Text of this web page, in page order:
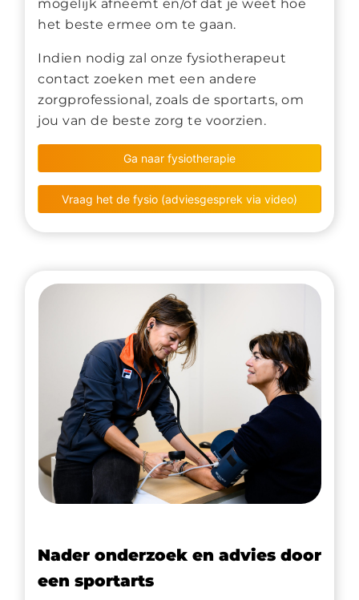
mogelijk afneemt en/of dat je weet hoe
het beste ermee om te gaan.
Indien nodig zal onze fysiotherapeut
contact zoeken met een andere
zorgprofessional, zoals de sportarts, om
jou van de beste zorg te voorzien.
Ga naar fysiotherapie
Vraag het de fysio (adviesgesprek via video)
Nader onderzoek en advies door
een sportarts